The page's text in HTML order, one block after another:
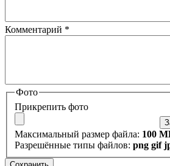
Комментарий *
Фото
Прикрепить фото
Максимальный размер файла: 100
Разрешённые типы файлов: png gif